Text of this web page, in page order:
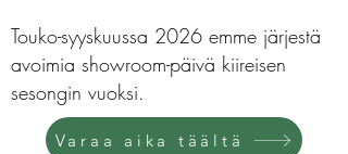
Touko-syyskuussa 2026 emme järjestä
avoimia showroom-päivä kiireisen
sesongin vuoksi.
Varaa aika täältä